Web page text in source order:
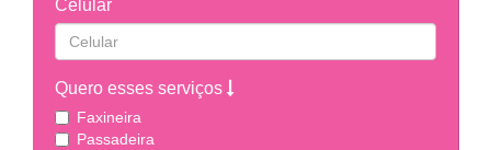
Celular
Quero esses serviços
Faxineira
Passadeira